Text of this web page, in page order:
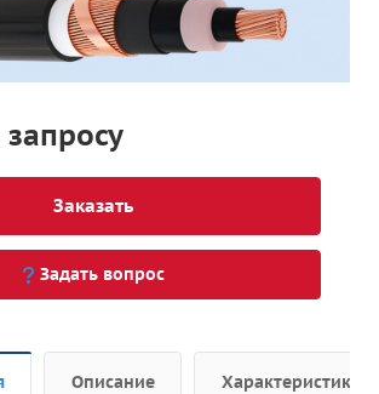
Заказать
Задать вопрос
Описание Характеристики